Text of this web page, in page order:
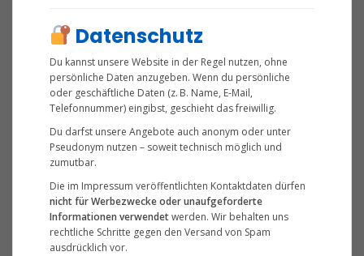
Datenschutz
Du kannst unsere Website in der Regel nutzen, ohne
persönliche Daten anzugeben. Wenn du persönliche
oder geschäftliche Daten (z. B. Name, E-Mail,
Telefonnummer) eingibst, geschieht das freiwillig.
Du darfst unsere Angebote auch anonym oder unter
Pseudonym nutzen – soweit technisch möglich und
zumutbar.
Die im Impressum veröffentlichten Kontaktdaten dürfen
nicht für Werbezwecke oder unaufgeforderte
Informationen verwendetwerden. Wir behalten uns
rechtliche Schritte gegen den Versand von Spam
ausdrücklich vor.